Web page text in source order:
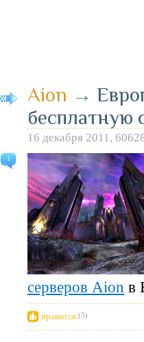
1
Aion →
бесплатную
16 декабря 2011,
серверов Aion в
нравится (3)